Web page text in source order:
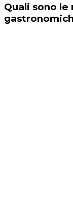
Quali sono